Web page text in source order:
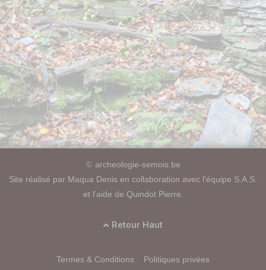
© archeologie-semois.be
Site réalisé par Maqua Denis en collaboration avec l'équipe S.A.S.
et l'aide de Quindot Pierre.
Retour Haut
Termes & Conditions Politiques privées